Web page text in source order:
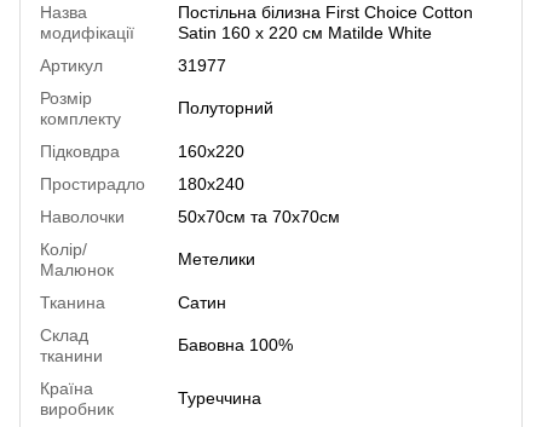
Назва
модифікації
Постільна білизна First Choice Cotton
Satin 160 х 220 см Matilde White
Артикул
31977
Розмір
комплекту
Полуторний
Підковдра
160х220
Простирадло
180х240
Наволочки
50х70см та 70х70см
Колір/
Малюнок
Метелики
Тканина
Сатин
Склад
тканини
Бавовна 100%
Країна
виробник
Туреччина